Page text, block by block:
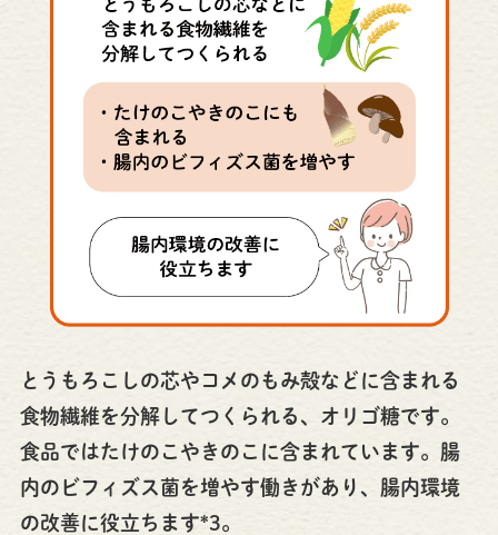
とうもろこしの芯やコメのもみ殻などに含まれる
食物繊維を分解してつくられる、オリゴ糖です。
食品ではたけのこやきのこに含まれています。腸
内のビフィズス菌を増やす働きがあり、腸内環境
の改善に役立ちます*3。